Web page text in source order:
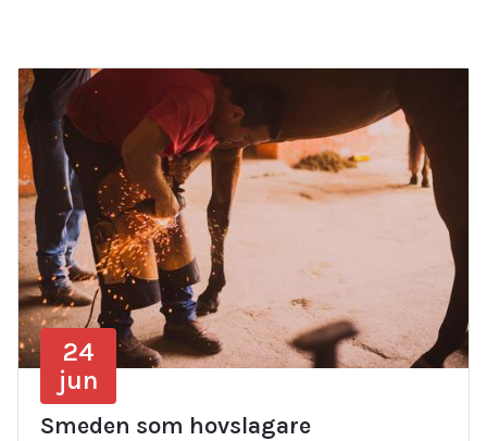
24
jun
Smeden som hovslagare